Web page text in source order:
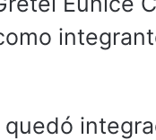
quedó